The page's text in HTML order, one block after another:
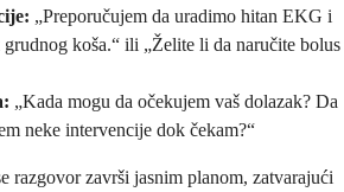
„Preporučujem da uradimo hitan EKG i
koša.“ ili „Želite li da naručite bolus
„Kada mogu da očekujem vaš dolazak? Da
neke intervencije dok čekam?“
razgovor završi jasnim planom, zatvarajući